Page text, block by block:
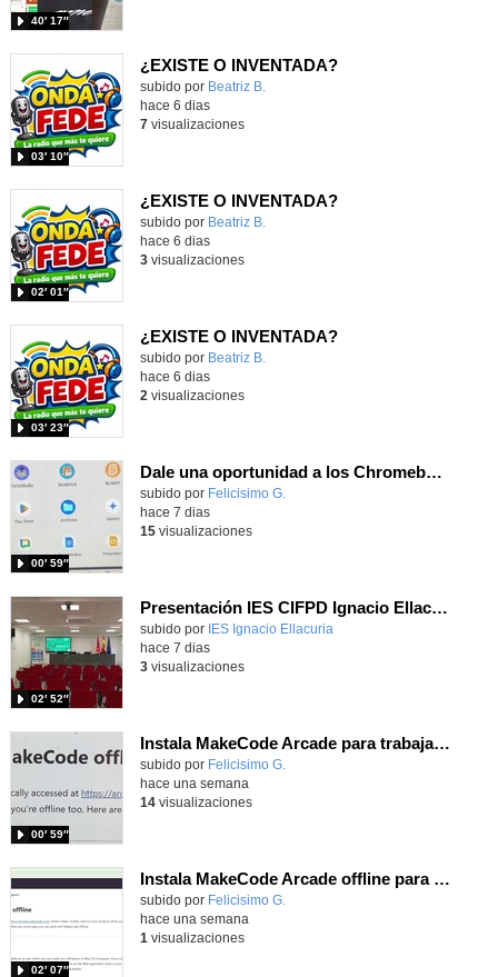
40′ 17″
¿EXISTE O INVENTADA?
Contenido educativo.
subido por Beatriz B.
03′ 10″
hace 6 dias
7visualizaciones
¿EXISTE O INVENTADA?
Contenido educativo.
subido por Beatriz B.
02′ 01″
hace 6 dias
3visualizaciones
¿EXISTE O INVENTADA?
Contenido educativo.
subido por Beatriz B.
03′ 23″
hace 6 dias
2 visualizaciones
Dale una oportunidad a los Chromebooks y utiliza un proyector para realizar talleres si no tienes pantallas táctiles
Contenido educativo.
subido por Felicisimo G.
00′ 59″
hace 7 dias
15visualizaciones
Presentación IES CIFPD Ignacio Ellacuría
Contenido educativo.
subido por IES Ignacio Ellacuria
02′ 52″
hace 7 dias
3visualizaciones
Instala MakeCode Arcade para trabajar offline en tu tablet, ordenador, Chromebook
Contenido educativo.
subido por Felicisimo G.
00′ 59″
hace una semana
14visualizaciones
Instala MakeCode Arcade offline para programar grandes juegos sin necesidad de Internet
Contenido educativo.
subido por Felicisimo G.
02′ 07″
hace una semana
1 visualizaciones